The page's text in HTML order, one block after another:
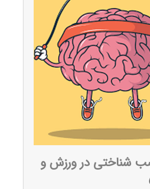
شناختی در ورزش و